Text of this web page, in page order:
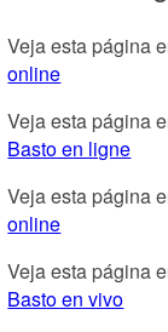
Veja esta página
online
Veja esta página
Basto en ligne
Veja esta página
online
Veja esta página
Basto en vivo